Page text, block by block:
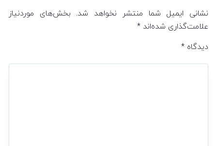
نشانی ایمیل شما منتشر نخواهد شد. بخش‌های موردنیاز
علامت‌گذاری شده‌اند *
دیدگاه *